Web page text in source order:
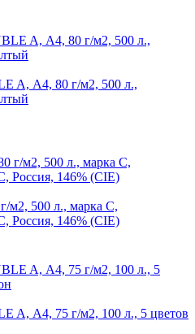
A, А4, 80 г/м2, 500 л.,
м2, 500 л., марка С,
Россия, 146% (CIE)
A, А4, 75 г/м2, 100 л., 5 цветов